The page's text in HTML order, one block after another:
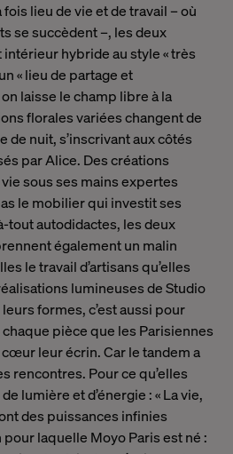
lieu de vie et de travail – où
se succèdent –, les deux
hybride au style « très
« lieu de partage et
laisse le champ libre à la
florales variées changent de
de nuit, s’inscrivant aux côtés
par Alice. Des créations
sous ses mains expertes
le mobilier qui investit ses
tout autodidactes, les deux
également un malin
le travail d’artisans qu’elles
lumineuses de Studio
formes, c’est aussi pour
pièce que les Parisiennes
leur écrin. Car le tandem a
rencontres. Pour ce qu’elles
lumière et d’énergie : « La vie,
des puissances infinies
pour laquelle Moyo Paris est né :